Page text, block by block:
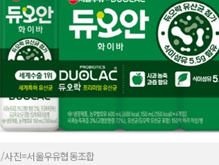
/사진=서울우유협동조합